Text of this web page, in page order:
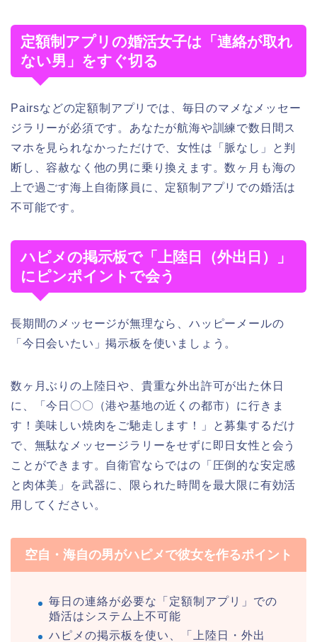
定額制アプリの婚活女子は「連絡が取れ
ない男」をすぐ切る
Pairsなどの定額制アプリでは、毎日のマメなメッセー
ジラリーが必須です。あなたが航海や訓練で数日間ス
マホを見られなかっただけで、女性は「脈なし」と判
断し、容赦なく他の男に乗り換えます。数ヶ月も海の
上で過ごす海上自衛隊員に、定額制アプリでの婚活は
不可能です。
ハピメの掲示板で「上陸日（外出日）」
にピンポイントで会う
長期間のメッセージが無理なら、ハッピーメールの
「今日会いたい」掲示板を使いましょう。
数ヶ月ぶりの上陸日や、貴重な外出許可が出た休日
に、「今日〇〇（港や基地の近くの都市）に行きま
す！美味しい焼肉をご馳走します！」と募集するだけ
で、無駄なメッセージラリーをせずに即日女性と会う
ことができます。自衛官ならではの「圧倒的な安定感
と肉体美」を武器に、限られた時間を最大限に有効活
用してください。
空自・海自の男がハピメで彼女を作るポイント
毎日の連絡が必要な「定額制アプリ」での
婚活はシステム上不可能
ハピメの掲示板を使い、「上陸日・外出